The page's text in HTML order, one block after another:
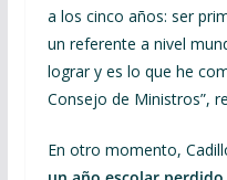
a los cinco años: ser
un referente a nivel
lograr y es lo que he
Consejo de Ministros”,
En otro momento,